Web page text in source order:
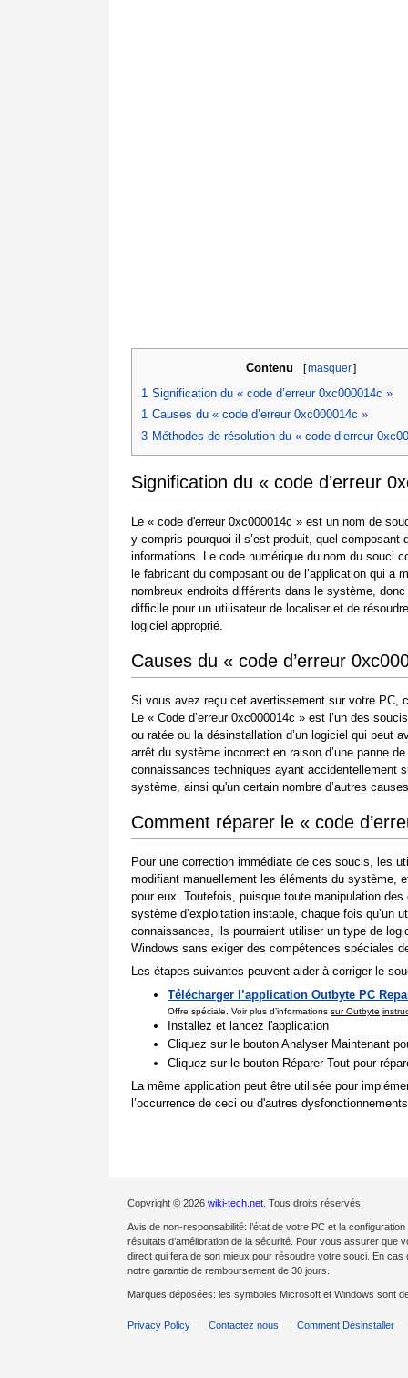
Contenu [masquer]
1 Signification du « code d’erreur 0xc000014c »
1 Causes du « code d’erreur 0xc000014c »
3 Méthodes de résolution du « code d’erreur
Signification du « code d’erreur
Le « code d'erreur 0xc000014c » est un nom de
y compris pourquoi il s’est produit, quel composant
informations. Le code numérique du nom du souci
le fabricant du composant ou de l’application qui
nombreux endroits différents dans le système,
difficile pour un utilisateur de localiser et de
logiciel approprié.
Causes du « code d’erreur
Si vous avez reçu cet avertissement sur votre PC,
Le « Code d’erreur 0xc000014c » est l’un des
ou ratée ou la désinstallation d’un logiciel qui peut
arrêt du système incorrect en raison d’une panne
connaissances techniques ayant accidentellement
système, ainsi qu'un certain nombre d’autres
Comment réparer le « code
Pour une correction immédiate de ces soucis, les
modifiant manuellement les éléments du système,
pour eux. Toutefois, puisque toute manipulation
système d’exploitation instable, chaque fois qu’un
connaissances, ils pourraient utiliser un type de
Windows sans exiger des compétences spéciales
Les étapes suivantes peuvent aider à corriger le
Télécharger l’application Outbyte PC
Offre spéciale. Voir plus d’informations sur Outbyte
Installez et lancez l'application
Cliquez sur le bouton Analyser Maintenant
Cliquez sur le bouton Réparer Tout pour
La même application peut être utilisée pour
l’occurrence de ceci ou d'autres
Copyright © 2026 wiki-tech.net . Tous droits réservés.
Avis de non-responsabilité: l’état de votre PC et la
résultats d’amélioration de la sécurité. Pour vous assurer que
direct qui fera de son mieux pour résoudre votre souci. En
notre garantie de remboursement de 30 jours.
Marques déposées: les symboles Microsoft et Windows sont
Privacy Policy Contactez nous Comment Désinstaller